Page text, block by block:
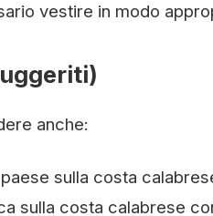
vestire in modo
anche:
sulla costa
sulla costa calabrese